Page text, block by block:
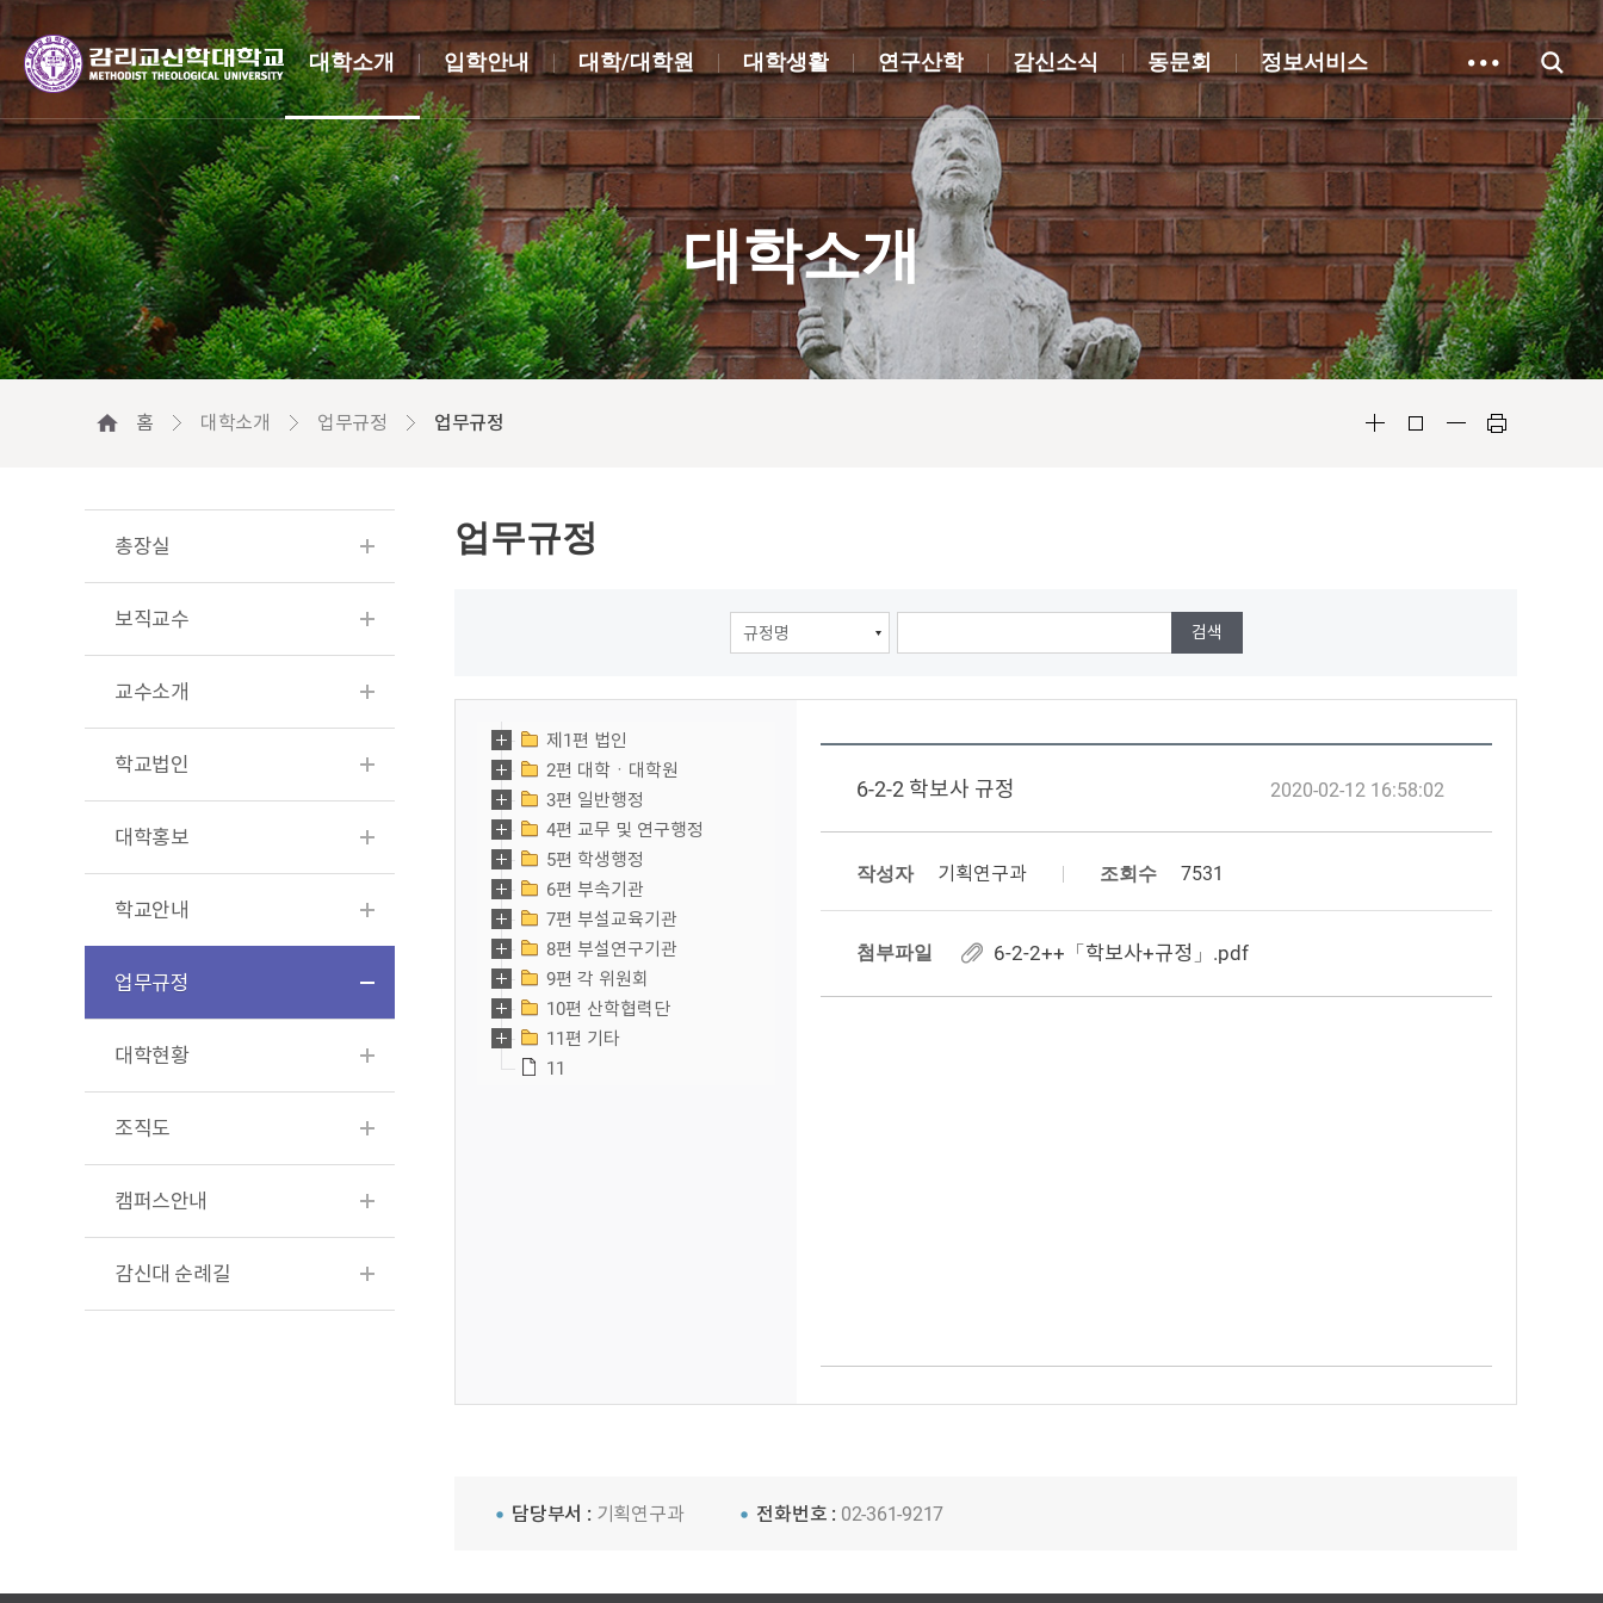
대학소개 입학안내 대학/대학원 대학생활 연구산학 감신소식 동문회 정보서비스
대학소개
홈 대학소개 업무규정 업무규정
총장실
보직교수
교수소개
학교법인
대학홍보
학교안내
업무규정
대학현황
조직도
캠퍼스안내
감신대 순례길
업무규정
제1편 법인
2편 대학ㆍ대학원
3편 일반행정
4편 교무 및 연구행정
5편 학생행정
6편 부속기관
7편 부설교육기관
8편 부설연구기관
9편 각 위원회
10편 산학협력단
11편 기타
11
6-2-2 학보사 규정
작성자 기획연구과
2020-02-12 16:58:02
조회수 7531
첨부파일 6-2-2++「학보사+규정」.pdf
담당부서 : 기획연구과 전화번호 : 02-361-9217